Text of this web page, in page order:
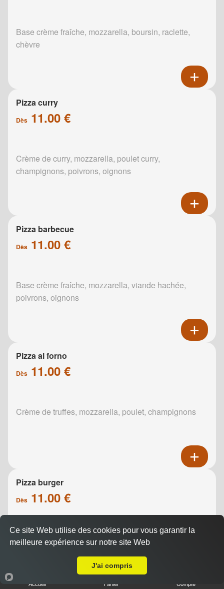
Base crème fraîche, mozzarella, boursin, raclette,
chèvre
Pizza curry
Dès 11.00 €
Crème de curry, mozzarella, poulet curry,
champignons, poivrons, oignons
Pizza barbecue
Dès 11.00 €
Base crème fraîche, mozzarella, viande hachée,
poivrons, oignons
Pizza al forno
Dès 11.00 €
Crème de truffes, mozzarella, poulet, champignons
Pizza burger
Dès 11.00 €
Base sauce burger, mozzarella, viande hachée,
Accueil Panier Compte
Ce site Web utilise des cookies pour vous garantir la
meilleure expérience sur notre site Web
J'ai compris